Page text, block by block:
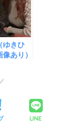
ゆきひ
あり）
LINE